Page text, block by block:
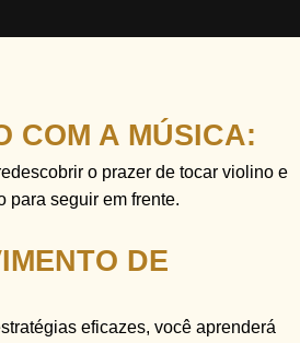
COM A MÚSICA:
o prazer de tocar violino e
para seguir em frente.
DE
eficazes, você aprenderá